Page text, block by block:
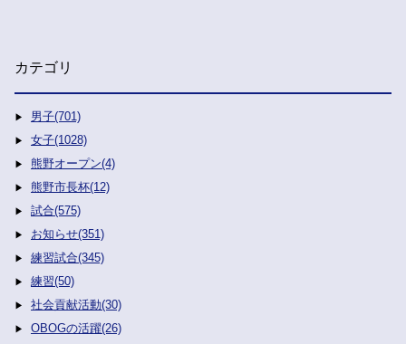
カテゴリ
男子(701)
女子(1028)
熊野オープン(4)
熊野市長杯(12)
試合(575)
お知らせ(351)
練習試合(345)
練習(50)
社会貢献活動(30)
OBOGの活躍(26)